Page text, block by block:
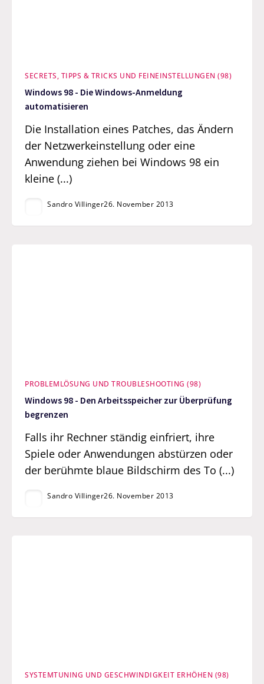
SECRETS, TIPPS & TRICKS UND FEINEINSTELLUNGEN (98)
Windows 98 - Die Windows-Anmeldung
automatisieren
Die Installation eines Patches, das Ändern
der Netzwerkeinstellung oder eine
Anwendung ziehen bei Windows 98 ein
kleine (...)
Sandro Villinger26. November 2013
PROBLEMLÖSUNG UND TROUBLESHOOTING (98)
Windows 98 - Den Arbeitsspeicher zur Überprüfung
begrenzen
Falls ihr Rechner ständig einfriert, ihre
Spiele oder Anwendungen abstürzen oder
der berühmte blaue Bildschirm des To (...)
Sandro Villinger26. November 2013
SYSTEMTUNING UND GESCHWINDIGKEIT ERHÖHEN (98)